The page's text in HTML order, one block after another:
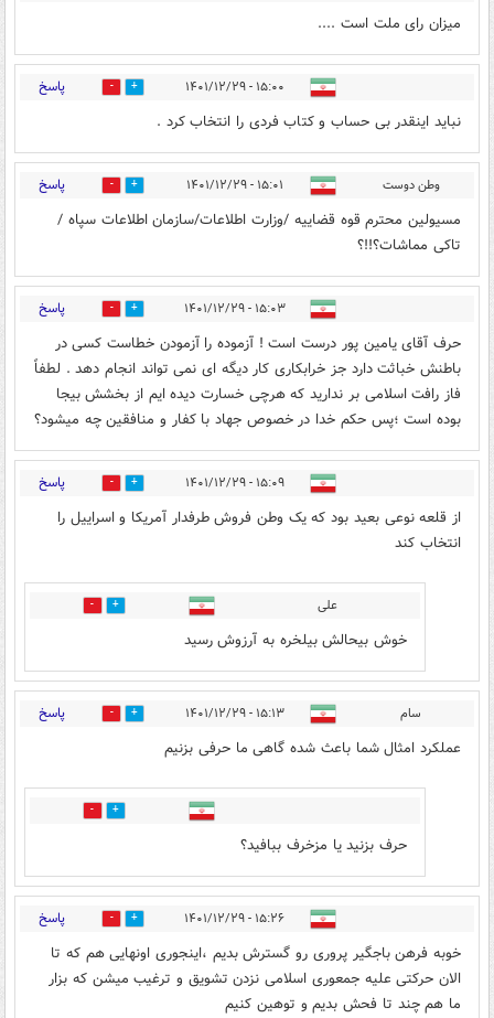
میزان رای ملت است ....
۱۵:۰۰ - ۱۴۰۱/۱۲/۲۹ 13 پاسخ
نباید اینقدر بی حساب و کتاب فردی را انتخاب کرد .
وطن دوست ۱۵:۰۱ - ۱۴۰۱/۱۲/۲۹ 15 پاسخ
مسیولین محترم قوه قضاییه /وزارت اطلاعات/سازمان اطلاعات سپاه /
تاکی مماشات؟!!؟
۱۵:۰۳ - ۱۴۰۱/۱۲/۲۹ 11 پاسخ
حرف آقای یامین پور درست است ! آزموده را آزمودن خطاست کسی در
باطنش خباثت دارد جز خرابکاری کار دیگه ای نمی تواند انجام دهد . لطفاً
فاز رافت اسلامی بر ندارید که هرچی خسارت دیده ایم از بخشش بیجا
بوده است ؛پس حکم خدا در خصوص جهاد با کفار و منافقین چه میشود؟
۱۵:۰۹ - ۱۴۰۱/۱۲/۲۹ 8 پاسخ
از قلعه نوعی بعید بود که یک وطن فروش طرفدار آمریکا و اسراییل را
انتخاب کند
علی 0
خوش بیحالش بیلخره به آرزوش رسید
سام ۱۵:۱۳ - ۱۴۰۱/۱۲/۲۹ 2 پاسخ
عملکرد امثال شما باعث شده گاهی ما حرفی بزنیم
10
حرف بزنید یا مزخرف ببافید؟
۱۵:۲۶ - ۱۴۰۱/۱۲/۲۹ 6 پاسخ
خوبه فرهن باجگیر پروری رو گسترش بدیم ،اینجوری اونهایی هم که تا
الان حرکتی علیه جمعوری اسلامی نزدن تشویق و ترغیب میشن که بزار
ما هم چند تا فحش بدیم و توهین کنیم